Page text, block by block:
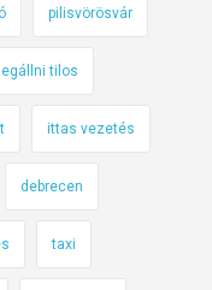
pilisvörösvár
tilos
ittas vezetés
debrecen
taxi